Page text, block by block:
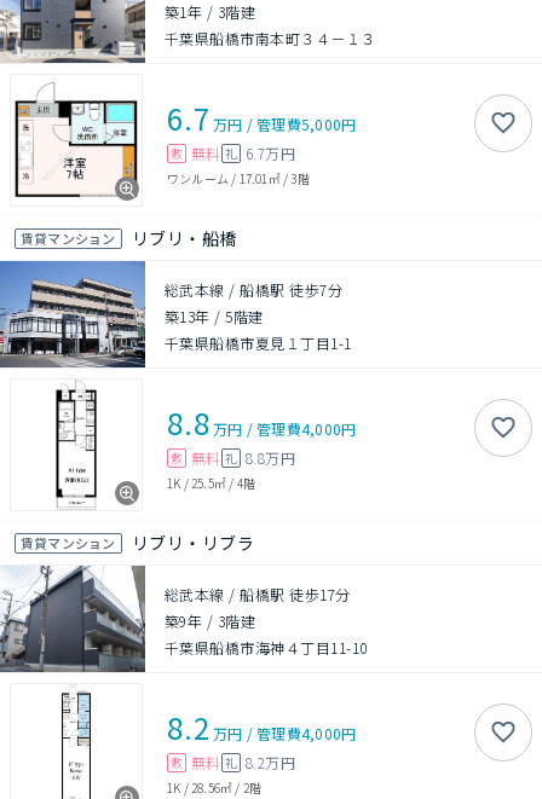
築1年 / 3階建
千葉県船橋市南本町３４－１３
6.7 万円 /管理費5,000円
敷 無料 礼 6.7万円
ワンルーム / 17.01㎡/3階
賃貸マンション リブリ・船橋
総武本線 / 船橋駅 徒歩7分
築13年 /5階建
千葉県船橋市夏見１丁目1-1
8.8万円 /管理費4,000円
敷 無料 礼 8.8万円
1K / 25.5㎡ / 4階
賃貸マンション リブリ・リブラ
総武本線 / 船橋駅 徒歩17分
築9年 / 3階建
千葉県船橋市海神４丁目11-10
8.2 万円 /管理費4,000円
敷 無料 礼 8.2万円
1K / 28.56㎡ / 2階